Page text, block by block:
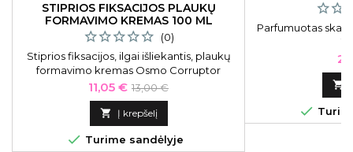
STIPRIOS FIKSACIJOS PLAUKŲ
FORMAVIMO KREMAS 100 ML
(0)
Stiprios fiksacijos, ilgai išliekantis, plaukų
formavimo kremas Osmo Corruptor
OS064010, 100 ml
Kaina
11,05 € Bazinė
kaina
13,00 €
 Į krepšelį
 Turime sandėlyje
Parfumuotas

